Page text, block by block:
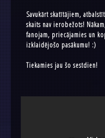
Savukārt skatītājiem,
skaits nav ierobežots!
fanojam, priecājamies un
izklaidējošo pasākumu! :)
Tiekamies jau šo sestdien!